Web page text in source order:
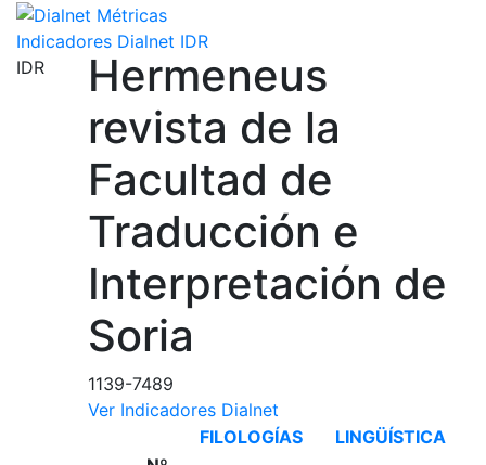
Indicadores Dialnet IDR
IDR
Hermeneus
revista de la
Facultad de
Traducción e
Interpretación de
Soria
1139-7489
Ver Indicadores Dialnet
FILOLOGÍAS
LINGÜÍSTICA